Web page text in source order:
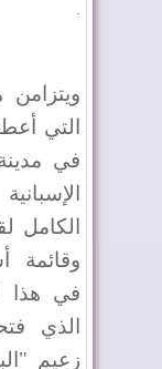
.
ويتزامن
التي
في
الكامل
وقائمة
في هذا
الذي
زعيم